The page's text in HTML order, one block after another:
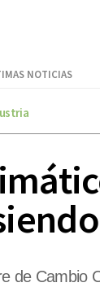
NOTICIAS
de Cambio